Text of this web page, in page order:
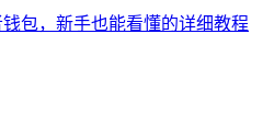
包，新手也能看懂的详细教程